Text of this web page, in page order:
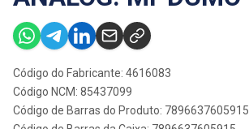
Código do Fabricante: 4616083
Código NCM: 85437099
Código de Barras do Produto: 7896637605915